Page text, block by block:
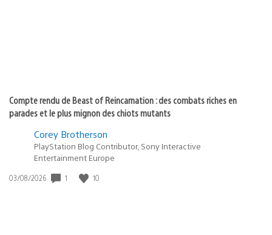
Compte rendu de Beast of Reincarnation : des combats riches en
parades et le plus mignon des chiots mutants
Corey Brotherson
PlayStation Blog Contributor, Sony Interactive
Entertainment Europe
Date
03/08/2026 1 10